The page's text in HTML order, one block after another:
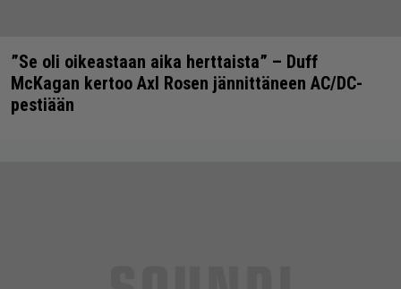
”Se oli oikeastaan aika herttaista” – Duff
McKagan kertoo Axl Rosen jännittäneen AC/DC-
pestiään